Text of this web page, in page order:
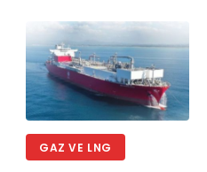
GAZ VE LNG